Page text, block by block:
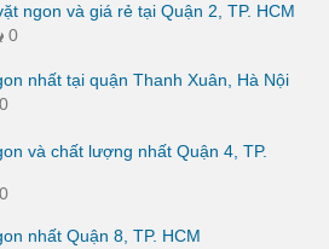
ngon và giá rẻ tại Quận 2, TP. HCM
0
nhất tại quận Thanh Xuân, Hà Nội
0
và chất lượng nhất Quận 4, TP.
0
nhất Quận 8, TP. HCM